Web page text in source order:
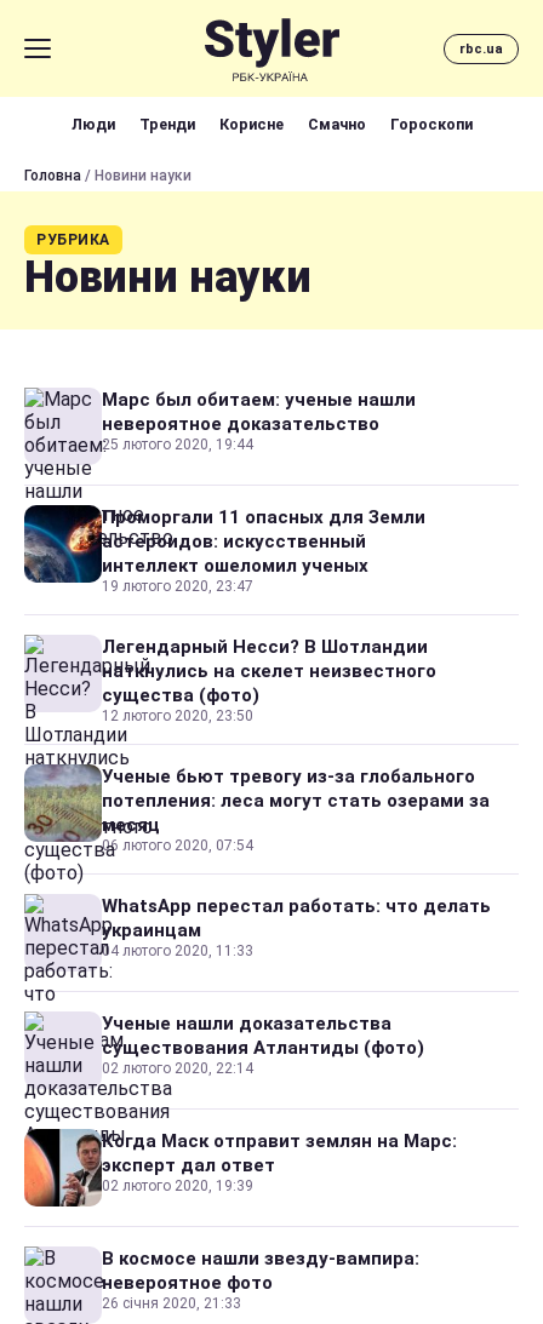
rbc.ua
Люди Тренди Корисне Смачно Гороскопи
Головна / Новини науки
РУБРИКА
Новини науки
Марс был обитаем: ученые нашли
невероятное доказательство
25 лютого 2020, 19:44
Проморгали 11 опасных для Земли
астероидов: искусственный
интеллект ошеломил ученых
19 лютого 2020, 23:47
Легендарный Несси? В Шотландии
наткнулись на скелет неизвестного
существа (фото)
12 лютого 2020, 23:50
Ученые бьют тревогу из-за глобального
потепления: леса могут стать озерами за
месяц
06 лютого 2020, 07:54
WhatsApp перестал работать: что делать
украинцам
04 лютого 2020, 11:33
Ученые нашли доказательства
существования Атлантиды (фото)
02 лютого 2020, 22:14
Когда Маск отправит землян на Марс:
эксперт дал ответ
02 лютого 2020, 19:39
В космосе нашли звезду-вампира:
невероятное фото
26 січня 2020, 21:33